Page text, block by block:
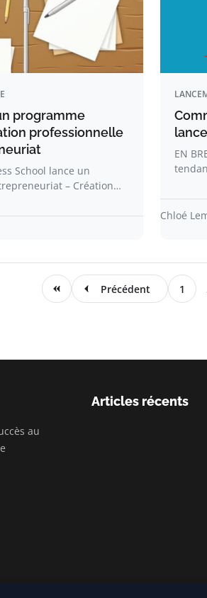
programme
professionnelle
School lance un
– Création…
EN
Chloé
Précédent 1
au
Articles récents